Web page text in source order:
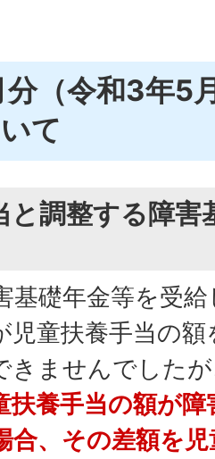
（令和3年5
て
と調整する障
基礎年金等を受
児童扶養手当の
きませんでした
扶養手当の額が
合、その差額を